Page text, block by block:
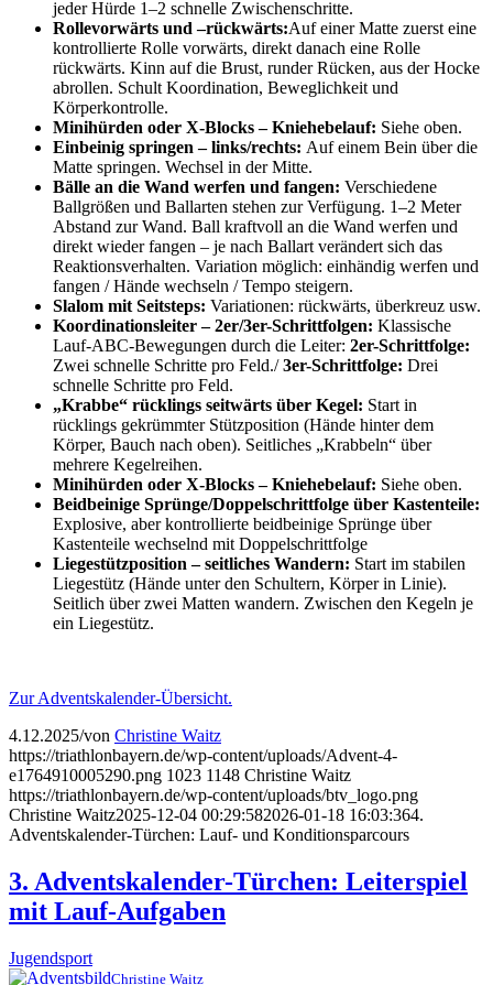
jeder Hürde 1–2 schnelle Zwischenschritte.
Rollevorwärts und–rückwärts:Auf einer Matte zuerst eine
kontrollierte Rolle vorwärts, direkt danach eine Rolle
rückwärts. Kinn auf die Brust, runder Rücken, aus der Hocke
abrollen. Schult Koordination, Beweglichkeit und
Körperkontrolle.
Minihürden oder X-Blocks –Kniehebelauf: Siehe oben.
Einbeinig springen – links/rechts: Auf einem Bein über die
Matte springen. Wechsel in der Mitte.
Bälle an die Wand werfen und fangen: Verschiedene
Ballgrößen und Ballarten stehen zur Verfügung. 1–2 Meter
Abstand zur Wand. Ball kraftvoll an die Wand werfen und
direkt wieder fangen – je nach Ballart verändert sich das
Reaktionsverhalten. Variation möglich: einhändig werfen und
fangen / Hände wechseln / Tempo steigern.
Slalom mit Seitsteps: Variationen: rückwärts, überkreuz usw.
Koordinationsleiter– 2er/3er-Schrittfolgen: Klassische
Lauf-ABC-Bewegungen durch die Leiter: 2er-Schrittfolge:
Zwei schnelle Schritte pro Feld./3er-Schrittfolge: Drei
schnelle Schritte pro Feld.
„Krabbe“ rücklings seitwärts über Kegel: Start in
rücklings gekrümmter Stützposition (Hände hinter dem
Körper, Bauch nach oben). Seitliches „Krabbeln“ über
mehrere Kegelreihen.
Minihürden oder X-Blocks –Kniehebelauf: Siehe oben.
Beidbeinige Sprünge/Doppelschrittfolge über Kastenteile:
Explosive, aber kontrollierte beidbeinige Sprünge über
Kastenteile wechselnd mit Doppelschrittfolge
Liegestützposition– seitliches Wandern: Start im stabilen
Liegestütz (Hände unter den Schultern, Körper in Linie).
Seitlich über zwei Matten wandern. Zwischen den Kegeln je
ein Liegestütz.
Zur Adventskalender-Übersicht.
4.12.2025/von Christine Waitz
https://triathlonbayern.de/wp-content/uploads/Advent-4-
e1764910005290.png 1023 1148 Christine Waitz
https://triathlonbayern.de/wp-content/uploads/btv_logo.png
Christine Waitz2025-12-04 00:29:582026-01-18 16:03:364.
Adventskalender-Türchen: Lauf- und Konditionsparcours
3. Adventskalender-Türchen: Leiterspiel
mit Lauf-Aufgaben
Jugendsport
Christine Waitz